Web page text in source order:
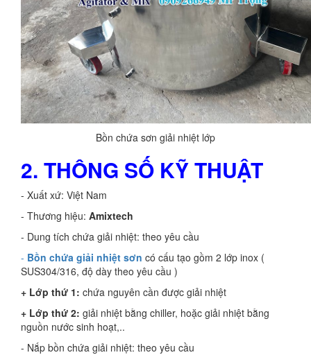
Bồn chứa sơn giải nhiệt lớp
2. THÔNG SỐ KỸ THUẬT
- Xuất xứ: Việt Nam
- Thương hiệu: Amixtech
- Dung tích chứa giải nhiệt: theo yêu cầu
- Bồn chứa giải nhiệt sơn có cấu tạo gồm 2 lớp inox (
SUS304/316, độ dày theo yêu cầu )
+ Lớp thứ 1: chứa nguyên cần được giải nhiệt
+ Lớp thứ 2: giải nhiệt bằng chiller, hoặc giải nhiệt bằng
nguồn nước sinh hoạt,..
- Nắp bồn chứa giải nhiệt: theo yêu cầu